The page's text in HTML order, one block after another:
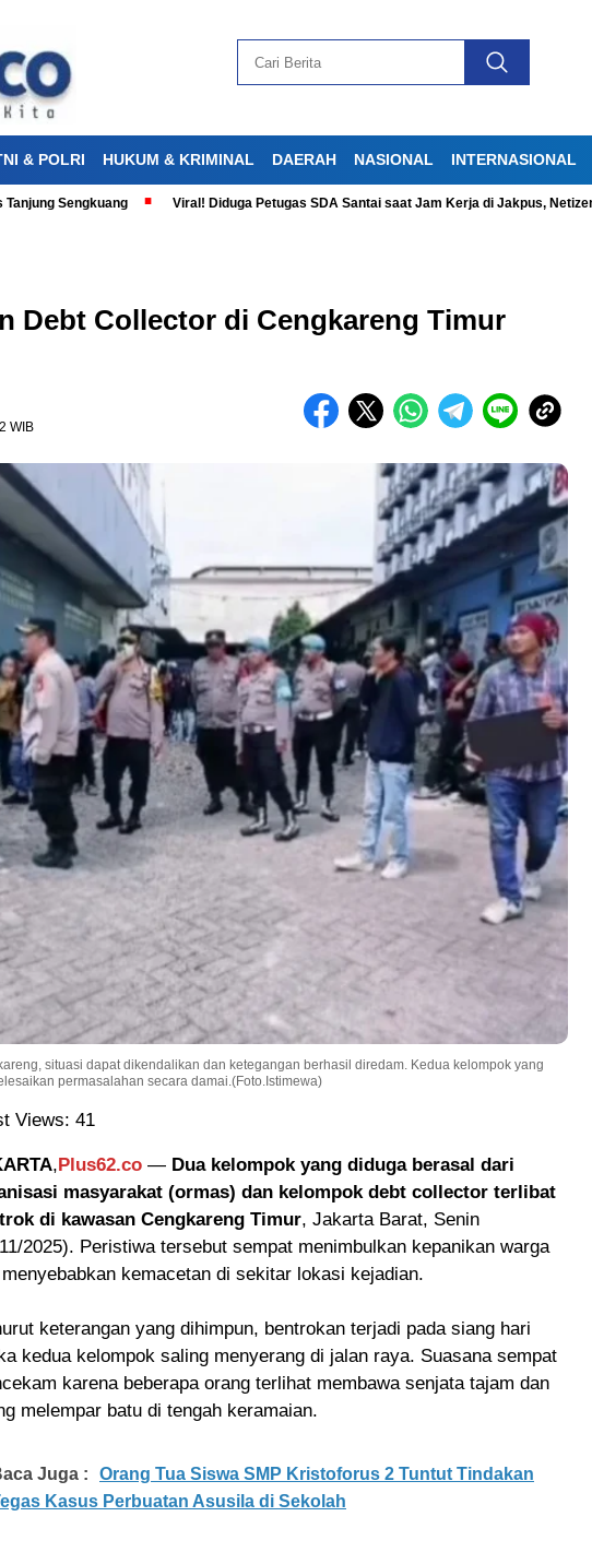
& POLRI HUKUM & KRIMINAL DAERAH NASIONAL INTERNASIONAL
Sengkuang Viral! Diduga Petugas SDA Santai saat Jam Kerja di Jakpus, Netizen Geram
Debt Collector di Cengkareng Timur
WIB
situasi dapat dikendalikan dan ketegangan berhasil diredam. Kedua kelompok yang
permasalahan secara damai.(Foto.Istimewa)
Views: 41
,Plus62.co — Dua kelompok yang diduga berasal dari
masyarakat (ormas) dan kelompok debt collector terlibat
di kawasan Cengkareng Timur, Jakarta Barat, Senin
2025). Peristiwa tersebut sempat menimbulkan kepanikan warga
kemacetan di sekitar lokasi kejadian.
keterangan yang dihimpun, bentrokan terjadi pada siang hari
kedua kelompok saling menyerang di jalan raya. Suasana sempat
karena beberapa orang terlihat membawa senjata tajam dan
melempar batu di tengah keramaian.
Juga :
Orang Tua Siswa SMP Kristoforus 2 Tuntut Tindakan
Kasus Perbuatan Asusila di Sekolah